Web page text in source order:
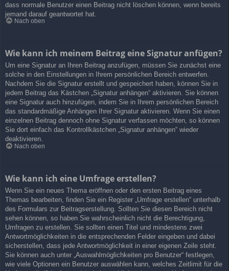
dass normale Benutzer einen Beitrag nicht löschen können, wenn bereits
jemand darauf geantwortet hat.
Nach oben
Wie kann ich meinem Beitrag eine Signatur anfügen?
Um eine Signatur an Ihren Beitrag anzufügen, müssen Sie zunächst eine
solche in den Einstellungen in Ihrem persönlichen Bereich entwerfen.
Nachdem Sie die Signatur erstellt und gespeichert haben, können Sie in
jedem Beitrag das Kästchen „Signatur anhängen“ aktivieren. Sie können
eine Signatur auch hinzufügen, indem Sie in Ihrem persönlichen Bereich
das standardmäßige Anhängen Ihrer Signatur aktivieren. Wenn Sie einen
einzelnen Beitrag dennoch ohne Signatur verfassen möchten, so können
Sie dort einfach das Kontrollkästchen „Signatur anhängen“ wieder
deaktivieren.
Nach oben
Wie kann ich eine Umfrage erstellen?
Wenn Sie ein neues Thema eröffnen oder den ersten Beitrag eines
Themas bearbeiten, finden Sie ein Register „Umfrage erstellen“ unterhalb
des Formulars zur Beitragserstellung. Sollten Sie diesen Bereich nicht
sehen können, so haben Sie wahrscheinlich nicht die Berechtigung,
Umfragen zu erstellen. Sie sollten einen Titel und mindestens zwei
Antwortmöglichkeiten in die entsprechenden Felder eingeben und dabei
sicherstellen, dass jede Antwortmöglichkeit in einer eigenen Zeile steht.
Sie können auch unter „Auswahlmöglichkeiten pro Benutzer“ festlegen,
wie viele Optionen ein Benutzer auswählen kann, welches Zeitlimit für die